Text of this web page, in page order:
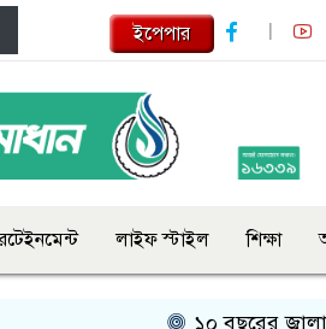
ইপেপার
লাইফ স্টাইল শিক্ষা
১০ বছরের জ্বালানি